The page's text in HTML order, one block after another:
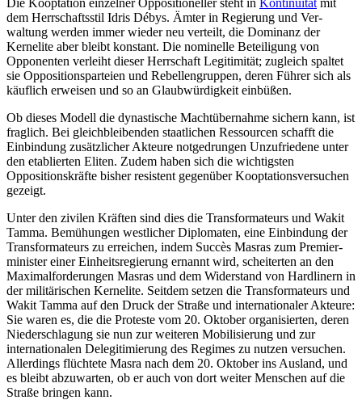
dem Herrschaftsstil Idris Débys. Ämter in Regierung und Ver­
waltung werden immer wieder neu verteilt, die Dominanz der
Kernelite aber bleibt konstant. Die nominelle Beteiligung von
Opponenten verleiht dieser Herrschaft Legi­timität; zugleich spaltet
sie Opposi­tions­parteien und Rebellengruppen, deren Füh­rer sich als
käuflich erweisen und so an Glaubwürdigkeit einbüßen.
Ob dieses Modell die dynastische Machtübernahme sichern kann, ist
fraglich. Bei gleichbleibenden staatlichen Ressourcen schafft die
Einbindung zusätzlicher Akteure notgedrungen Unzufriedene unter
den eta­blierten Eliten. Zudem haben sich die wich­tigsten
Oppositionskräfte bisher resistent gegenüber Kooptationsversuchen
gezeigt.
Unter den zivilen Kräften sind dies die Transformateurs und Wakit
Tamma. Be­mühungen westlicher Diplomaten, eine Ein­bindung der
Transformateurs zu er­reichen, indem Succès Masras zum Premier­
minister einer Einheitsregierung ernannt wird, scheiterten an den
Maximalforderungen Masras und dem Widerstand von Hard­linern in
der militärischen Kernelite. Seit­dem setzen die Transformateurs und
Wakit Tamma auf den Druck der Straße und inter­nationaler Akteure:
Sie waren es, die die Proteste vom 20. Oktober organisierten, deren
Niederschlagung sie nun zur weiteren Mobilisierung und zur
internationalen De­legitimierung des Regimes zu nutzen ver­suchen.
Allerdings flüchtete Masra nach dem 20. Oktober ins Ausland, und
es bleibt abzuwarten, ob er auch von dort weiter Menschen auf die
Straße bringen kann.